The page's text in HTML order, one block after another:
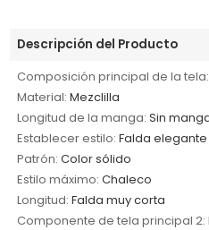
Descripción del Producto
Composición principal de la tela:
Material: Mezclilla
Longitud de la manga: Sin
Establecer estilo: Falda elegante
Patrón: Color sólido
Estilo máximo: Chaleco
Longitud: Falda muy corta
Componente de tela principal 2: